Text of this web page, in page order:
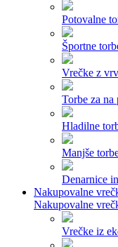
Potovalne
Športne
Vrečke z
Torbe za na
Hladilne
Manjše
Denarnice
Nakupovalne
Nakupovalne
Vrečke iz